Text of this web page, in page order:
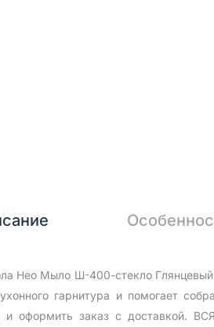
Нео Мыло Ш-400-стекло
гарнитура и помогает
и оформить заказ с доставкой.